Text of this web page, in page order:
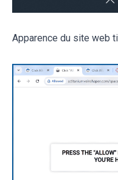
Apparence du site web